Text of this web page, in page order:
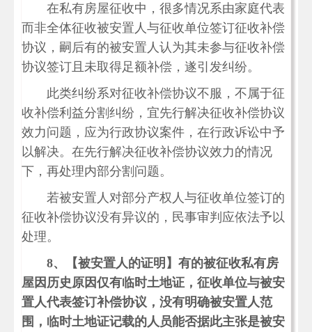
在私有房屋征收中，很多情况系由家庭代表
而非全体征收被安置人与征收单位签订征收补偿
协议，嗣后有的被安置人认为其未参与征收补偿
协议签订且未取得足额补偿，遂引发纠纷。
此类纠纷系对征收补偿协议不服，不属于征
收补偿利益分割纠纷，宜先行解决征收补偿协议
效力问题，应为行政协议案件，在行政诉讼中予
以解决。在先行解决征收补偿协议效力的情况
下，再处理内部分割问题。
若被安置人对部分产权人与征收单位签订的
征收补偿协议没有异议的，民事审判应依法予以
处理。
8、
【被安置人的证明】有的被征收私有房
屋因历史原因仅有临时土地证，征收单位与被安
置人代表签订补偿协议，没有明确被安置人范
围，临时土地证记载的人员能否据此主张是被安